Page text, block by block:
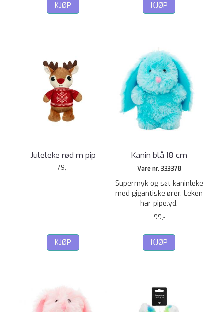
KJØP KJØP
Juleleke rød m pip
79,-
KJØP
Kanin blå 18 cm
Vare nr. 333378
Supermyk og søt kaninleke
med gigantiske ører. Leken
har pipelyd.
99,-
KJØP